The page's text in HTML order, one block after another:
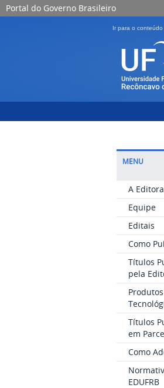
Portal do Governo Brasileiro
Ir para o conteúdo
MENU
A Editora
Equipe
Editais
Como
Títulos
pela
Produtos
Títulos
em
Como
EDUFRB